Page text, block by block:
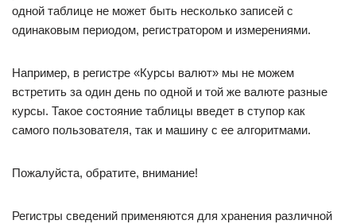
одной таблице не может быть несколько записей с
одинаковым периодом, регистратором и измерениями.
Например, в регистре «Курсы валют» мы не можем
встретить за один день по одной и той же валюте разные
курсы. Такое состояние таблицы введет в ступор как
самого пользователя, так и машину с ее алгоритмами.
Пожалуйста, обратите, внимание!
Регистры сведений применяются для хранения различной